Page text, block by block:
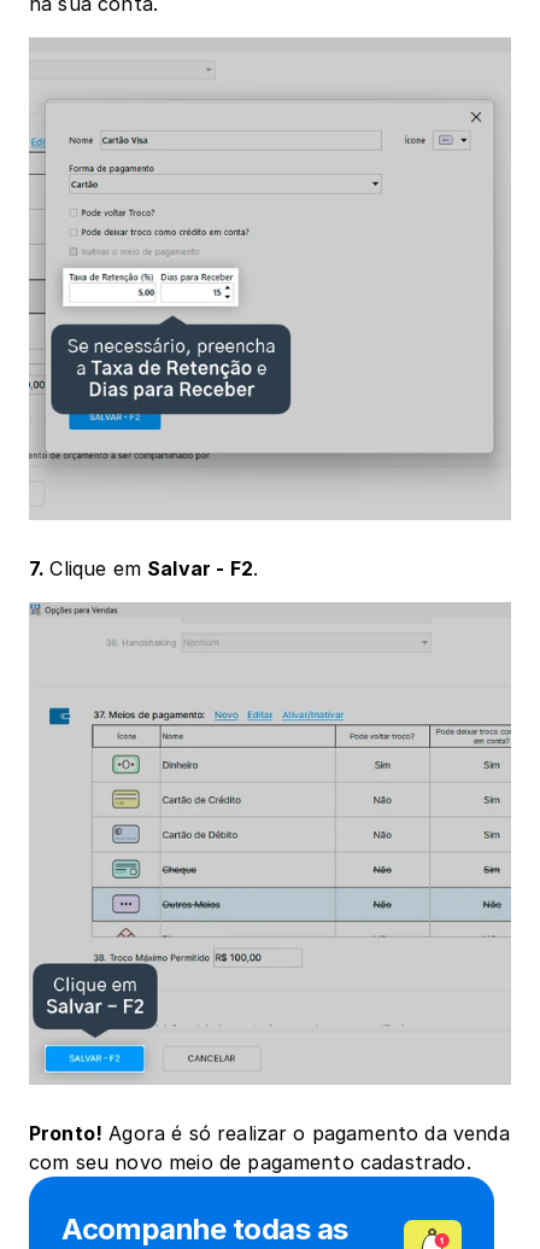
7. Clique em Salvar - F2.
Pronto! Agora é só realizar o pagamento da venda
com seu novo meio de pagamento cadastrado.
Acompanhe todas as